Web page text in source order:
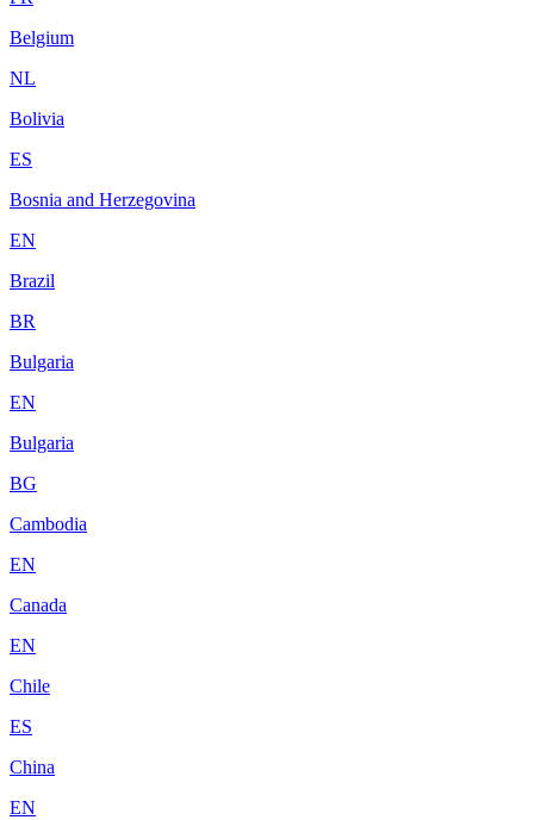
Belgium
NL
Bolivia
ES
Bosnia and Herzegovina
EN
Brazil
BR
Bulgaria
EN
Bulgaria
BG
Cambodia
EN
Canada
EN
Chile
ES
China
EN